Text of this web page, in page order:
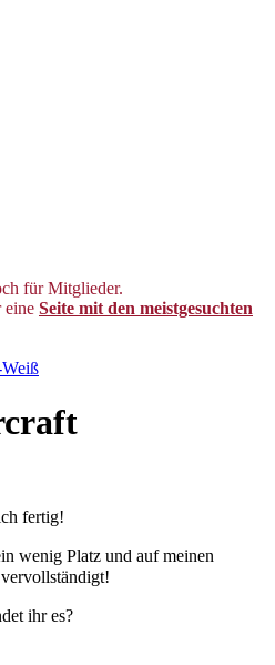
für Mitglieder.
eine Seite mit den meistgesuchten
fertig!
wenig Platz und auf meinen
ihr es?